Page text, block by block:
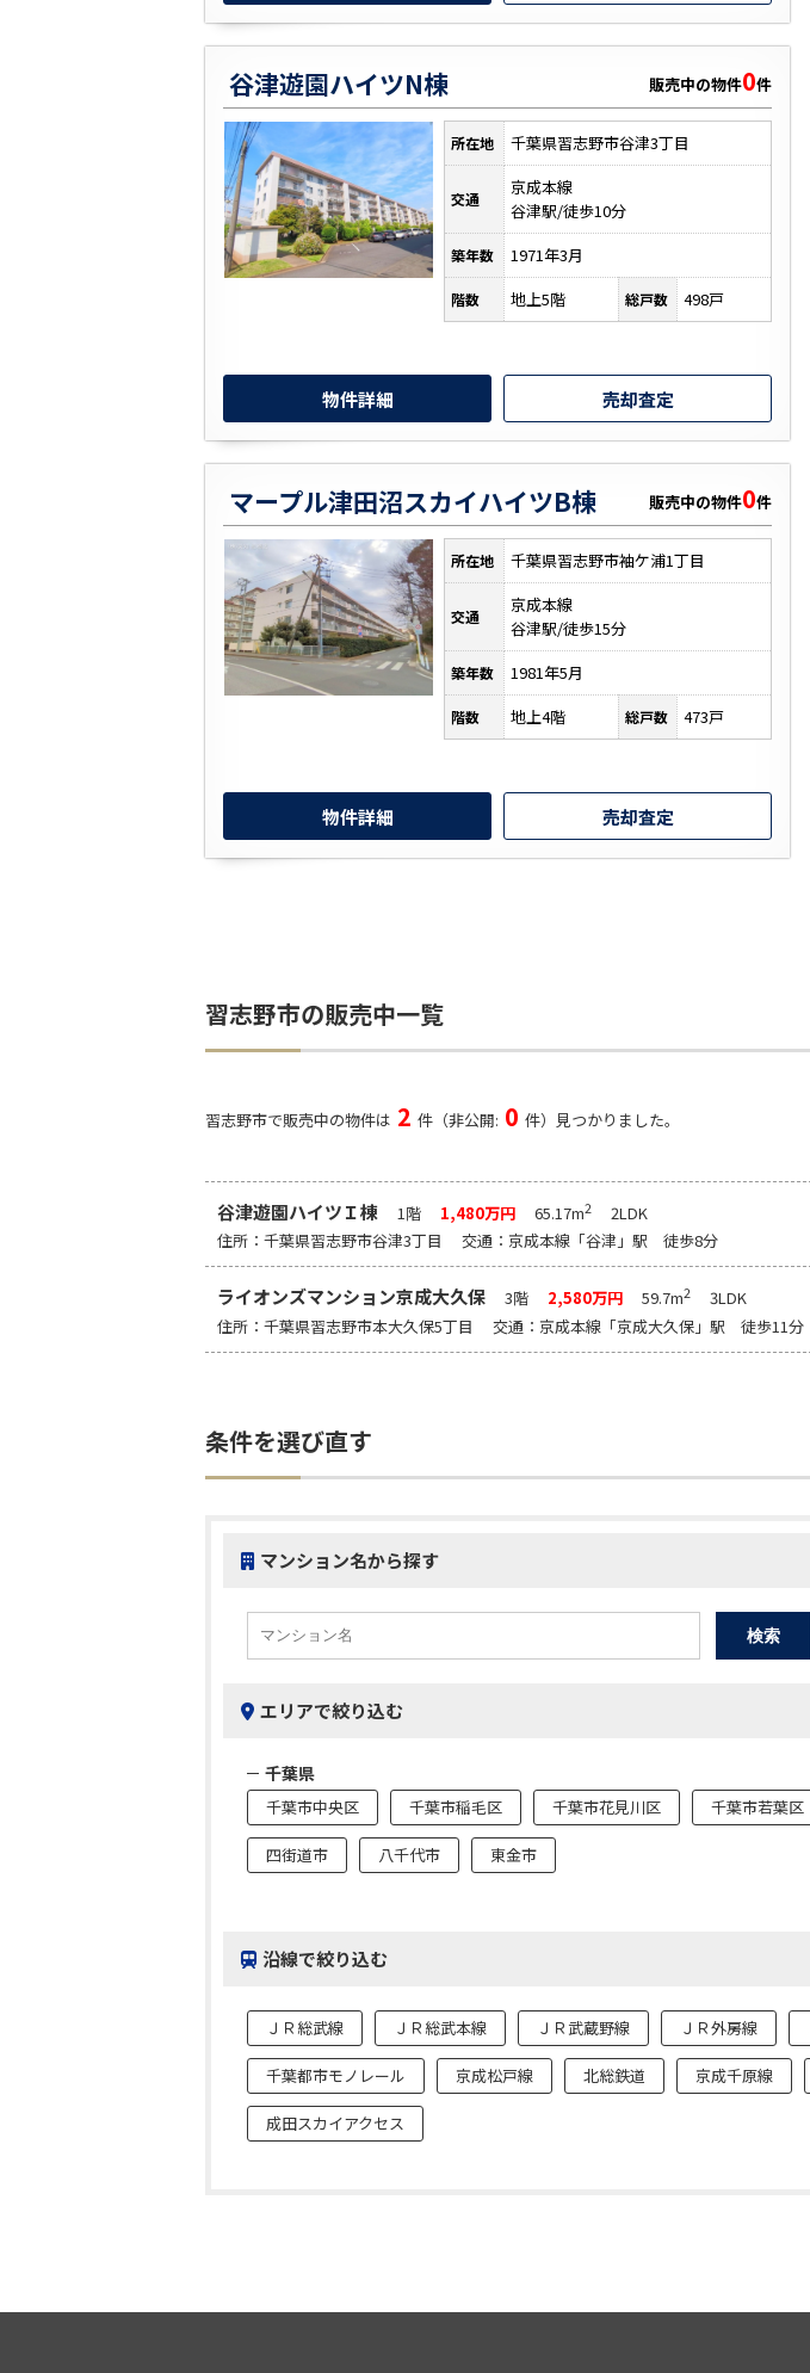
谷津遊園ハイツN棟 販売中の物件0件
所在地 千葉県習志野市谷津3丁目
交通
京成本線
谷津駅/徒歩10分
築年数 1971年3月
階数 地上5階 総戸数 498戸
物件詳細 売却査定
マープル津田沼スカイハイツB棟 販売中の物件0件
所在地 千葉県習志野市袖ケ浦1丁目
交通
京成本線
谷津駅/徒歩15分
築年数 1981年5月
階数 地上4階 総戸数 473戸
物件詳細 売却査定
習志野市の販売中一覧
習志野市で販売中の物件は 2 件（非公開: 0 件）見つかりました。
谷津遊園ハイツＩ棟 1階 1,480万円 65.17m2
2LDK
住所：千葉県習志野市谷津3丁目 交通：京成本線「谷津」駅 徒歩8分
ライオンズマンション京成大久保 3階 2,580万円 59.7m2 3LDK
住所：千葉県習志野市本大久保5丁目 交通：京成本線「京成大久保」駅 徒歩11分
条件を選び直す
マンション名から探す
エリアで絞り込む
千葉県
千葉市中央区 千葉市稲毛区 千葉市花見川区 千葉市若葉区
四街道市 八千代市 東金市
沿線で絞り込む
ＪＲ総武線 ＪＲ総武本線 ＪＲ武蔵野線 ＪＲ外房線
千葉都市モノレール 京成松戸線 北総鉄道 京成千原線
成田スカイアクセス